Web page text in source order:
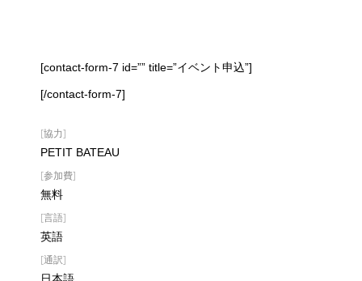
[contact-form-7 id=”” title=”イベント申込”]
[/contact-form-7]
[協力]
PETIT BATEAU
[参加費]
無料
[言語]
英語
[通訳]
日本語